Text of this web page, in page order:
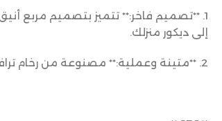
1. **تصميم فاخر:** تتميز بتصميم مربع
إلى ديكور منزلك.
2. **متينة وعملية:** مصنوعة من رخام ترافنتينو عالي الجودة لتوفير متانة وطول العمر.